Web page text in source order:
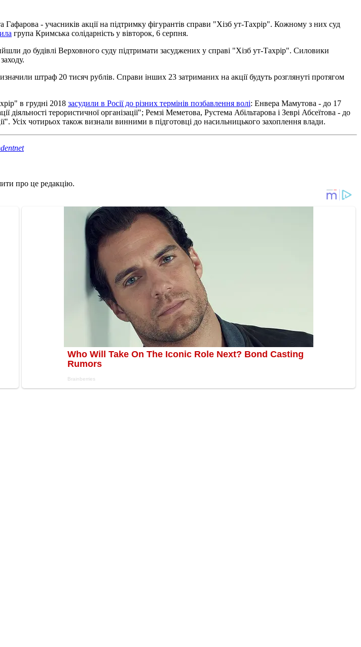
- учасників акції на підтримку фігурантів справи "Хізб ут-Тахрір". Кожному з них суд
група Кримська солідарність у вівторок, 6 серпня.
до будівлі Верховного суду підтримати засуджених у справі "Хізб ут-Тахрір". Силовики
штраф 20 тисяч рублів. Справи інших 23 затриманих на акції будуть розглянуті протягом
в грудні 2018 засудили в Росії до різних термінів позбавлення волі: Енвера Мамутова - до 17
терористичної організації"; Ремзі Меметова, Рустема Абільтарова і Зеврі Абсеїтова - до
Усіх чотирьох також визнали винними в підготовці до насильницького захоплення влади.
про це редакцію.